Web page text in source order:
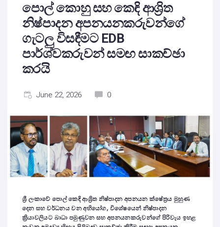
පොල් කොහු සහ කෙඳි ආශ්‍රිත
නිෂ්පාදන අපනයනකරුවන්ගේ
ගැටලු විසඳීමට EDB
පාර්ශ්වකරුවන් සමඟ සාකච්ඡා
කරයි
June 22, 2026 0
ශ්‍රී ලංකාවේ පොල් කෙඳි ආශ්‍රිත නිෂ්පාදන අපනයන ක්ෂේත්‍රය මුහුණ
දෙන සහ වර්ධනය වන අභියෝග, විශේෂයෙන් නිෂ්පාදන
ක්‍රියාවලියට බාධා පමුණුවන සහ අපනයනකරුවන්ගේ පිරිවැය ඉහළ